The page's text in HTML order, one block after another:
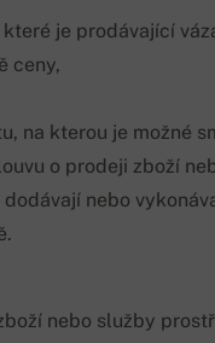
je prodávající
ceny,
na kterou je možné
o prodeji zboží
nebo
nebo služby